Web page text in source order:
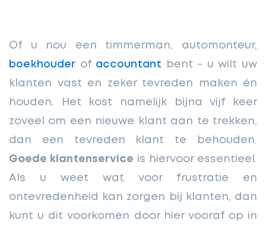
Of u nou een timmerman, automonteur,
boekhouder of accountant bent - u wilt uw
klanten vast en zeker tevreden maken én
houden. Het kost namelijk bijna vijf keer
zoveel om een nieuwe klant aan te trekken,
dan een tevreden klant te behouden.
Goede klantenservice is hiervoor essentieel.
Als u weet wat voor frustratie en
ontevredenheid kan zorgen bij klanten, dan
kunt u dit voorkomen door hier vooraf op in